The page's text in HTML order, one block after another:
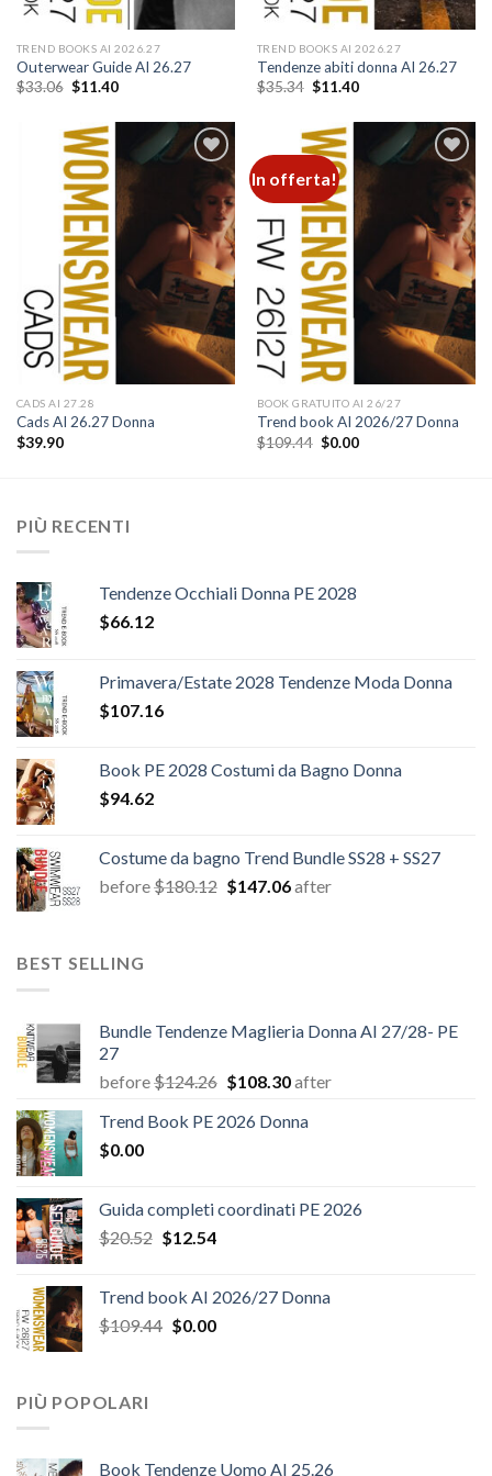
TREND BOOKS AI 2026.27
Outerwear Guide AI 26.27
$33.06 Il
era:
$33.06.
$11.40Il
$11.40.
TREND BOOKS AI 2026.27
Tendenze abiti donna AI 26.27
$35.34 Il
era:
$35.34.
$11.40Il
$11.40.
Add to
wishlist
CADS AI 27.28
Cads AI 26.27 Donna
$39.90
In offerta!
Add to
wishlist
BOOK GRATUITO AI 26/27
Trend book AI 2026/27 Donna
$109.44 Il
prezzo
$0.00Il
PIÙ RECENTI
Tendenze Occhiali Donna PE 2028
$66.12
Primavera/Estate 2028 Tendenze Moda Donna
$107.16
Book PE 2028 Costumi da Bagno Donna
$94.62
Costume da bagno Trend Bundle SS28 + SS27
before$180.12 Il
$147.06Il
after
BEST SELLING
Bundle Tendenze Maglieria Donna AI 27/28- PE
27
before$124.26 Il
originale
$108.30Il
attuale
after
Trend Book PE 2026 Donna
$0.00
Guida completi coordinati PE 2026
$20.52 Il
era:
$20.52.
$12.54Il
è:
$12.54.
Trend book AI 2026/27 Donna
$109.44 Il
$0.00Il
PIÙ POPOLARI
Book Tendenze Uomo AI 25.26